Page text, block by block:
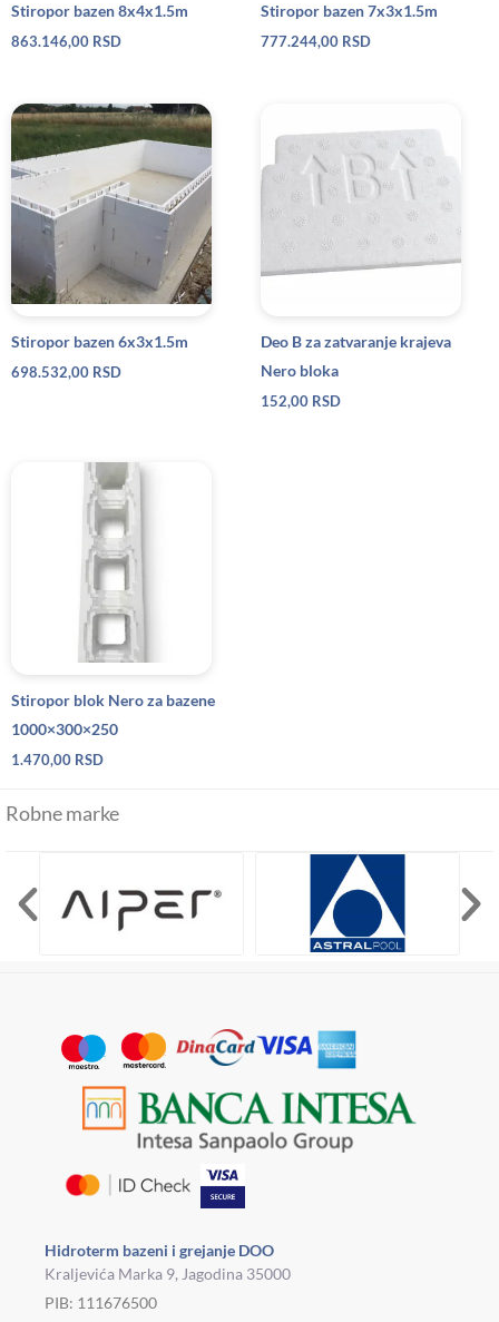
Stiropor bazen 8x4x1.5m
863.146,00 RSD
Stiropor bazen 7x3x1.5m
777.244,00 RSD
Stiropor bazen 6x3x1.5m
698.532,00 RSD
Deo B za zatvaranje krajeva
Nero bloka
152,00 RSD
Stiropor blok Nero za bazene
1000×300×250
1.470,00 RSD
Robne marke
Hidroterm bazeni i grejanje DOO
Kraljevića Marka 9, Jagodina 35000
PIB: 111676500